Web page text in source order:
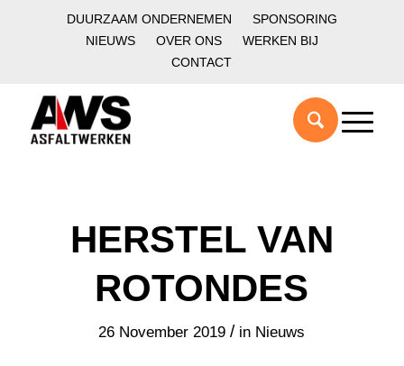
DUURZAAM ONDERNEMEN
SPONSORING
NIEUWS
OVER ONS
WERKEN BIJ
CONTACT
HERSTEL VAN
ROTONDES
26 November 2019 / in Nieuws